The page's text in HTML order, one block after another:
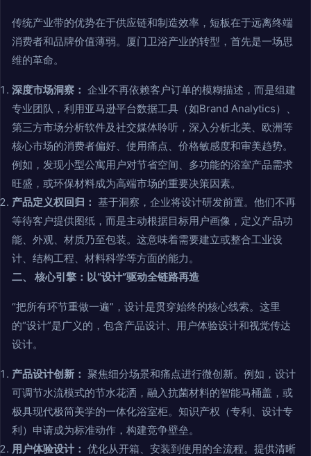
传统产业带的优势在于供应链和制造效率，短板在于远离终端
消费者和品牌价值薄弱。厦门卫浴产业的转型，首先是一场思
维的革命。
深度市场洞察： 企业不再依赖客户订单的模糊描述，而是组建
专业团队，利用亚马逊平台数据工具（如Brand Analytics）、
第三方市场分析软件及社交媒体聆听，深入分析北美、欧洲等
核心市场的消费者偏好、使用痛点、价格敏感度和审美趋势。
例如，发现小型公寓用户对节省空间、多功能的浴室产品需求
旺盛，或环保材料成为高端市场的重要决策因素。
产品定义权回归： 基于洞察，企业将设计研发前置。他们不再
等待客户提供图纸，而是主动根据目标用户画像，定义产品功
能、外观、材质乃至包装。这意味着需要建立或整合工业设
计、结构工程、材料科学等方面的能力。
二、 核心引擎：以“设计”驱动全链路再造
“把所有环节重做一遍”，设计是贯穿始终的核心线索。这里
的“设计”是广义的，包含产品设计、用户体验设计和视觉传达
设计。
产品设计创新： 聚焦细分场景和痛点进行微创新。例如，设计
可调节水流模式的节水花洒，融入抗菌材料的智能马桶盖，或
极具现代极简美学的一体化浴室柜。知识产权（专利、设计专
利）申请成为标准动作，构建竞争壁垒。
用户体验设计： 优化从开箱、安装到使用的全流程。提供清晰